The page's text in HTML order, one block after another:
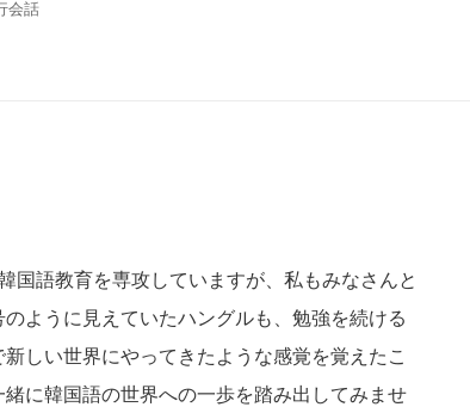
会話
国語教育を専攻していますが、私もみなさんと
ように見えていたハングルも、勉強を続ける
しい世界にやってきたような感覚を覚えたこ
に韓国語の世界への一歩を踏み出してみませ